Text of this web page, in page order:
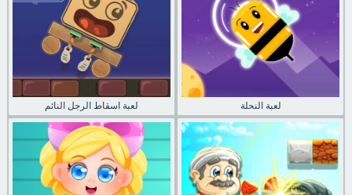
لعبة اسقاط الرجل النائم لعبة النحلة